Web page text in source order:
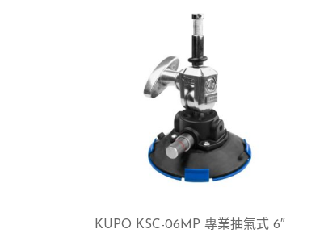
KUPO KSC-06MP 專業抽氣式 6″